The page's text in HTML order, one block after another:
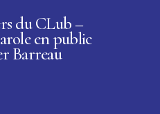
du CLub –
en public
Barreau